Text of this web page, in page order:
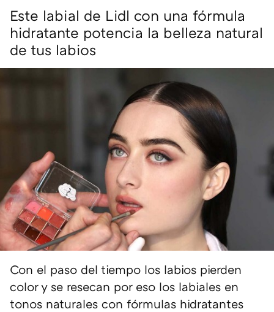
Este labial de Lidl con una fórmula
hidratante potencia la belleza natural
de tus labios
Con el paso del tiempo los labios pierden
color y se resecan por eso los labiales en
tonos naturales con fórmulas hidratantes